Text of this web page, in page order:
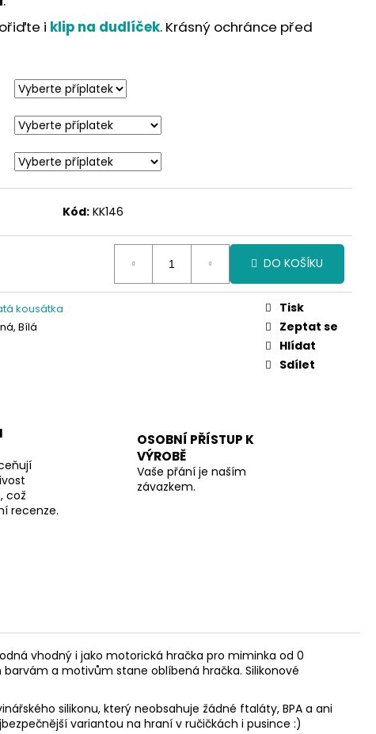
i klip na dudlíček. Krásný ochránce před
Kód: KK146
DO KOŠÍKU
kousátka
Bílá
Tisk
Zeptat se
Hlídat
Sdílet
což
recenze.
OSOBNÍ PŘÍSTUP K
VÝROBĚ
Vaše přání je naším
závazkem.
vhodný i jako motorická hračka pro miminka od 0
a motivům stane oblíbená hračka. Silikonové
silikonu, který neobsahuje žádné ftaláty, BPA a ani
variantou na hraní v ručičkách i pusince :)